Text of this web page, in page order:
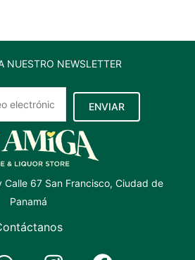
NUESTRO NEWSLETTER
ENVIAR
Calle 67 San Francisco, Ciudad de
Panamá